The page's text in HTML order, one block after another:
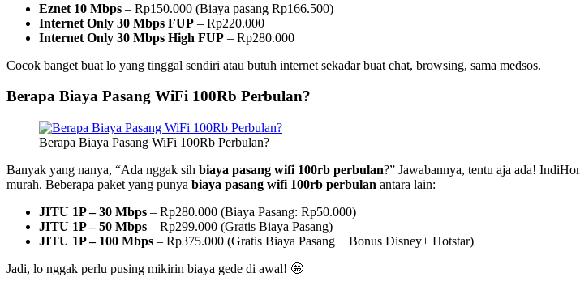
Eznet 10 Mbps – Rp150.000 (Biaya pasang Rp166.500)
Internet Only 30 Mbps FUP – Rp220.000
Internet Only 30 Mbps High FUP – Rp280.000
Cocok banget buat lo yang tinggal sendiri atau butuh internet sekadar buat chat, browsing, sama medsos.
Berapa Biaya Pasang WiFi 100Rb Perbulan?
Berapa Biaya Pasang WiFi 100Rb Perbulan?
Banyak yang nanya, “Ada nggak sih biaya pasang wifi 100rb perbulan?” Jawabannya, tentu aja ada!
murah. Beberapa paket yang punya biaya pasang wifi 100rb perbulan antara lain:
JITU 1P – 30 Mbps – Rp280.000 (Biaya Pasang: Rp50.000)
JITU 1P – 50 Mbps – Rp299.000 (Gratis Biaya Pasang)
JITU 1P – 100 Mbps – Rp375.000 (Gratis Biaya Pasang + Bonus Disney+ Hotstar)
Jadi, lo nggak perlu pusing mikirin biaya gede di awal! 🤩